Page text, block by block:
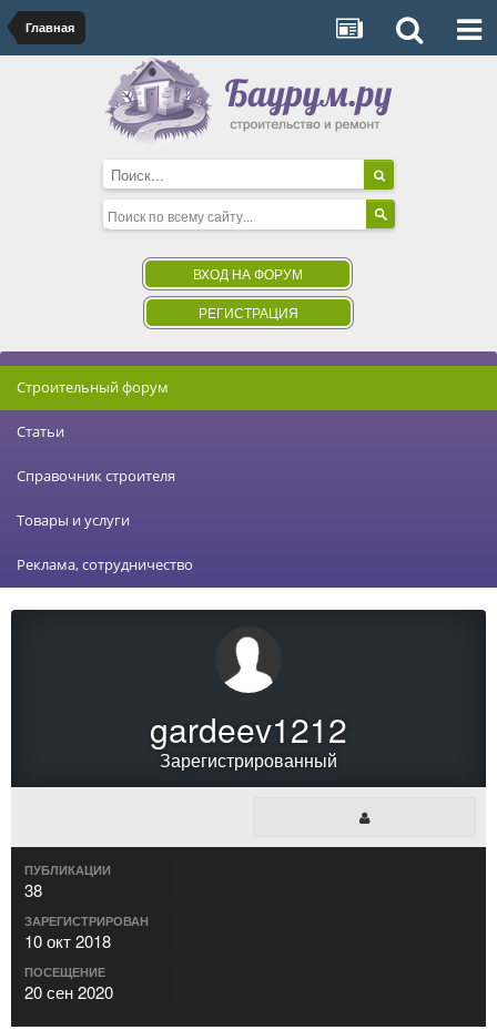
Главная
ВХОД НА ФОРУМ
РЕГИСТРАЦИЯ
Строительный форум
Статьи
Справочник строителя
Товары и услуги
Реклама, сотрудничество
gardeev1212
Зарегистрированный
ПУБЛИКАЦИИ
38
ЗАРЕГИСТРИРОВАН
10 окт 2018
ПОСЕЩЕНИЕ
20 сен 2020